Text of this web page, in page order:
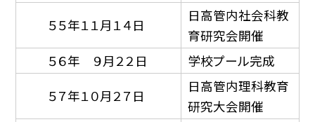
５５年１１月１４日
日高管内社会科教
育研究会開催
５６年 ９月２２日
学校プール完成
５７年１０月２７日
日高管内理科教育
研究大会開催